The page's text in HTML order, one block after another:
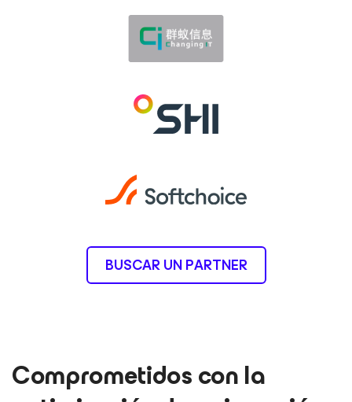
BUSCAR UN PARTNER
Comprometidos con la